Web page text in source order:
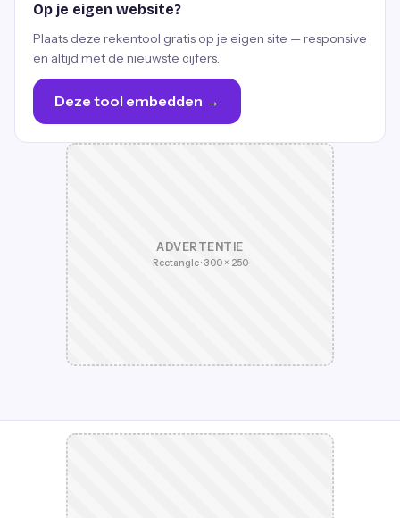
Op je eigen website?
Plaats deze rekentool gratis op je eigen site — responsive
en altijd met de nieuwste cijfers.
Deze tool embedden →
ADVERTENTIE
Rectangle · 300 × 250